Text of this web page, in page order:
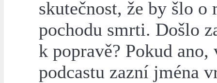
skutečnost, že by šlo o
pochodu smrti. Došlo
k popravě? Pokud ano,
podcastu zazní jména